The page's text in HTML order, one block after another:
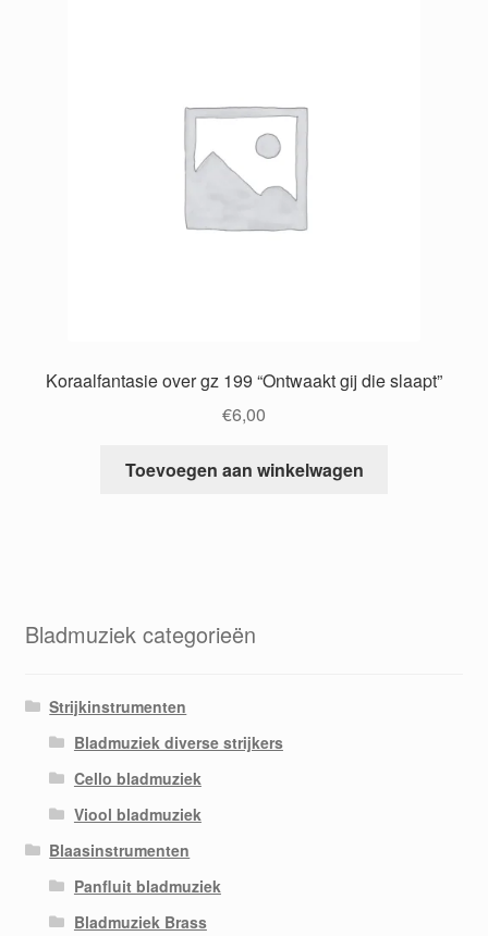
Koraalfantasie over gz 199 “Ontwaakt gij die slaapt”
€6,00
Toevoegen aan winkelwagen
Bladmuziek categorieën
Strijkinstrumenten
Bladmuziek diverse strijkers
Cello bladmuziek
Viool bladmuziek
Blaasinstrumenten
Panfluit bladmuziek
Bladmuziek Brass